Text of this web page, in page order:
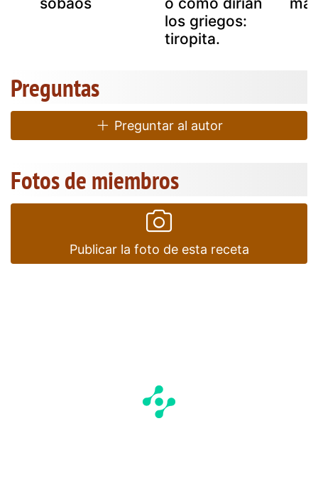
los griegos:
tiropita.
Preguntas
Preguntar al autor
Fotos de miembros
Publicar la foto de esta receta